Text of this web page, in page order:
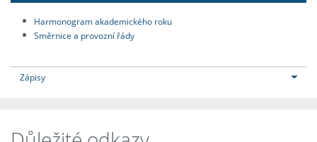
Harmonogram akademického roku
Směrnice a provozní řády
Zápisy